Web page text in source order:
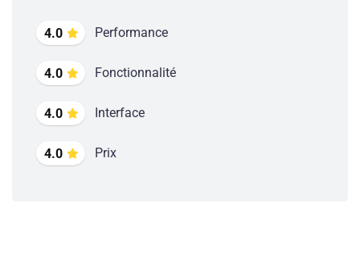
4.0 Performance
4.0 Fonctionnalité
4.0 Interface
4.0 Prix